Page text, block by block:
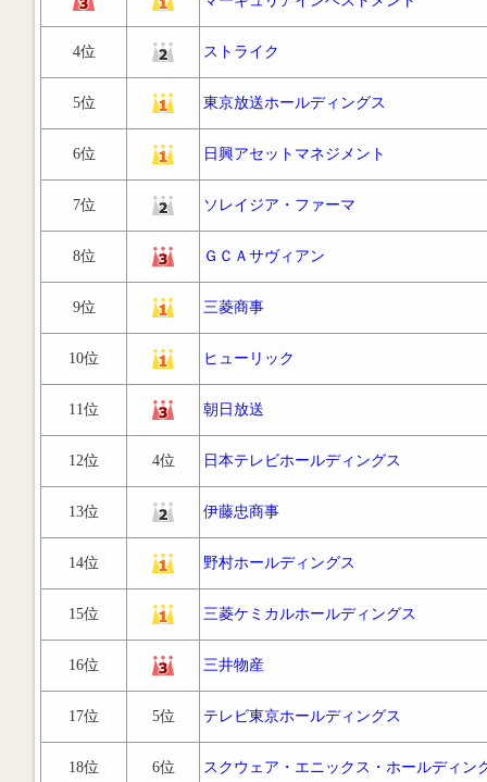
4位 ストライク
5位 東京放送ホールディングス
6位 日興アセットマネジメント
7位 ソレイジア・ファーマ
8位 ＧＣＡサヴィアン
9位 三菱商事
10位 ヒューリック
11位 朝日放送
12位 4位 日本テレビホールディングス
13位 伊藤忠商事
14位 野村ホールディングス
15位 三菱ケミカルホールディングス
16位 三井物産
17位 5位 テレビ東京ホールディングス
18位 6位 スクウェア・エニックス・ホールディン